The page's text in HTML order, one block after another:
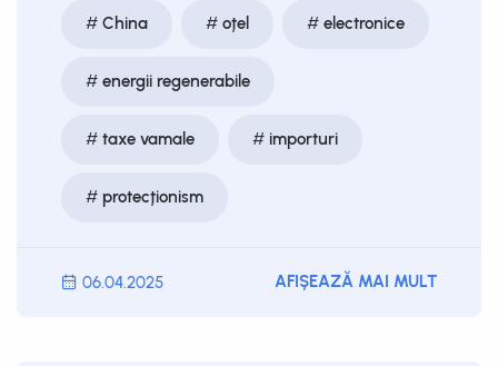
China oțel electronice
energii regenerabile
taxe vamale importuri
protecționism
06.04.2025 AFIȘEAZĂ MAI MULT